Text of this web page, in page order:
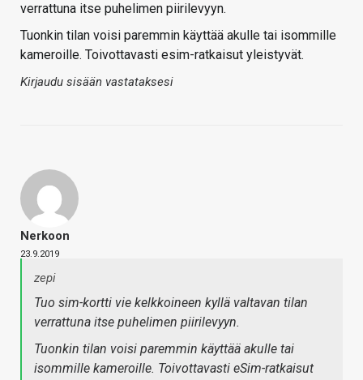
verrattuna itse puhelimen piirilevyyn.
Tuonkin tilan voisi paremmin käyttää akulle tai isommille
kameroille. Toivottavasti esim-ratkaisut yleistyvät.
Kirjaudu sisään vastataksesi
Nerkoon
23.9.2019
zepi
Tuo sim-kortti vie kelkkoineen kyllä valtavan tilan
verrattuna itse puhelimen piirilevyyn.
Tuonkin tilan voisi paremmin käyttää akulle tai
isommille kameroille. Toivottavasti eSim-ratkaisut